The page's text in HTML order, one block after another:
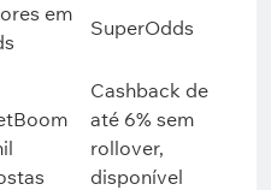
em
SuperOdds
Cashback de
até 6% sem
rollover,
disponível